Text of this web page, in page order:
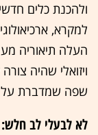
ולהכנת כלים
למקרא,
העלה תיאוריה
ויזואלי שהיה
שפה שמדברת על
לא לבעלי לב